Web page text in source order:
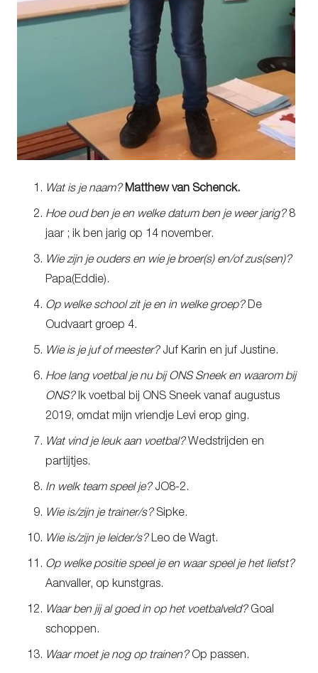
Wat is je naam? Matthew van Schenck.
Hoe oud ben je en welke datum ben je weer jarig?8
jaar ; ik ben jarig op 14 november.
Wie zijn je ouders en wie je broer(s) en/of zus(sen)?
Papa(Eddie).
Op welke school zit je en in welke groep?De
Oudvaart groep 4.
Wie is je juf of meester?Juf Karin en juf Justine.
Hoe lang voetbal je nu bij ONS Sneek en waarom bij
ONS? Ik voetbal bij ONS Sneek vanaf augustus
2019, omdat mijn vriendje Levi erop ging.
Wat vind je leuk aan voetbal?Wedstrijden en
partijtjes.
In welk team speel je?JO8-2.
Wie is/zijn je trainer/s?Sipke.
Wie is/zijn je leider/s?Leo de Wagt.
Op welke positie speel je en waar speel je het liefst?
Aanvaller, op kunstgras.
Waar ben jij al goed in op het voetbalveld?Goal
schoppen.
Waar moet je nog op trainen?Op passen.